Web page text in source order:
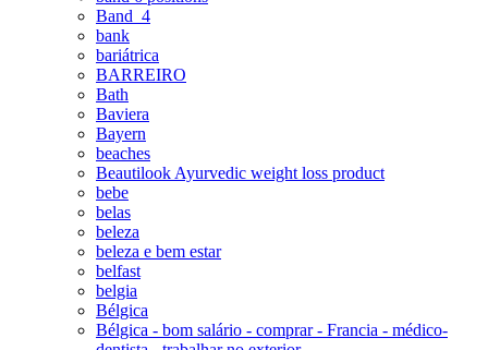
Band_4
bank
bariátrica
BARREIRO
Bath
Baviera
Bayern
beaches
Beautilook Ayurvedic weight loss product
bebe
belas
beleza
beleza e bem estar
belfast
belgia
Bélgica
Bélgica - bom salário - comprar - Francia - médico-